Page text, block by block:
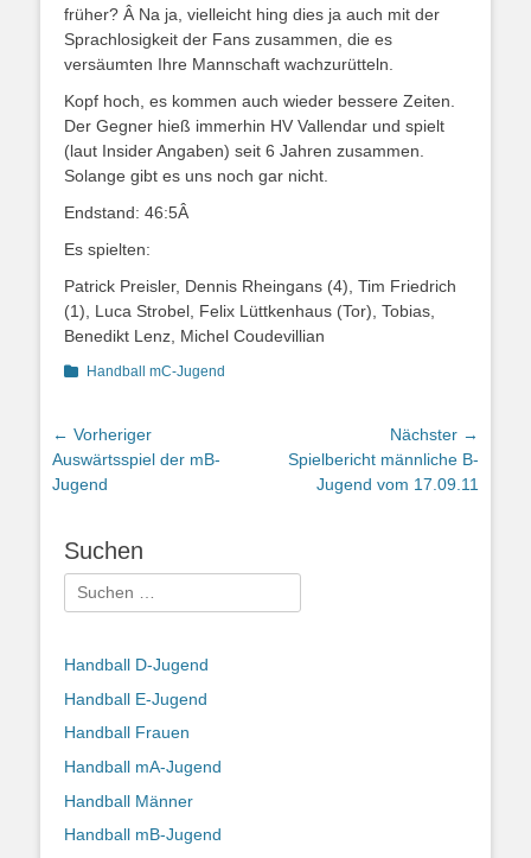
früher? Â Na ja, vielleicht hing dies ja auch mit der
Sprachlosigkeit der Fans zusammen, die es
versäumten Ihre Mannschaft wachzurütteln.
Kopf hoch, es kommen auch wieder bessere Zeiten.
Der Gegner hieß immerhin HV Vallendar und spielt
(laut Insider Angaben) seit 6 Jahren zusammen.
Solange gibt es uns noch gar nicht.
Endstand: 46:5Â
Es spielten:
Patrick Preisler, Dennis Rheingans (4), Tim Friedrich
(1), Luca Strobel, Felix Lüttkenhaus (Tor), Tobias,
Benedikt Lenz, Michel Coudevillian
Kategorien
Handball mC-Jugend
Beitragsnavigation
← Vorheriger
Vorheriger
Beitrag:
Auswärtsspiel der mB-
Jugend
Nächster →
Nächster
Beitrag:
Spielbericht männliche B-
Jugend vom 17.09.11
Suchen
Suchen
nach:
Handball D-Jugend
Handball E-Jugend
Handball Frauen
Handball mA-Jugend
Handball Männer
Handball mB-Jugend